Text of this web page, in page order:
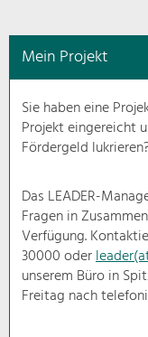
Mein Projekt
Sie haben eine
Projekt eingereicht
Fördergeld
Das LEADER-
Fragen in
Verfügung.
30000 oder
unserem Büro in
Freitag nach